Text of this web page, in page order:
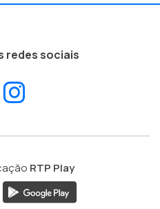
redes sociais
Facebook
RTP Play